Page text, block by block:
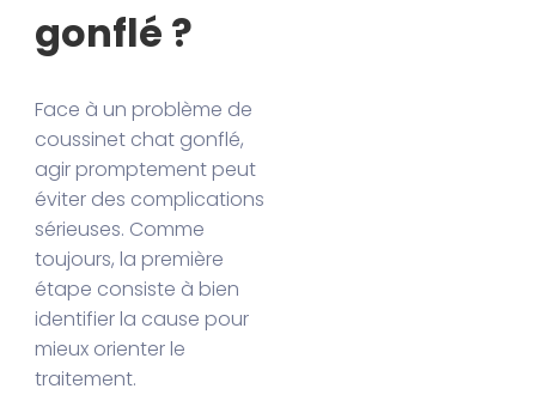
gonflé ?
Face à un problème de
coussinet chat gonflé,
agir promptement peut
éviter des complications
sérieuses. Comme
toujours, la première
étape consiste à bien
identifier la cause pour
mieux orienter le
traitement.